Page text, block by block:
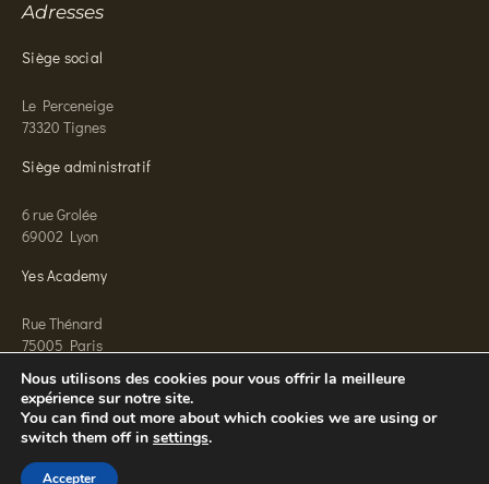
Adresses
Siège social
Le Perceneige
73320 Tignes
Siège administratif
6 rue Grolée
69002 Lyon
Yes Academy
Rue Thénard
75005 Paris
Mentions légales
Nous utilisons des cookies pour vous offrir la meilleure
expérience sur notre site.
You can find out more about which cookies we are using or
switch them off in settings.
Accepter